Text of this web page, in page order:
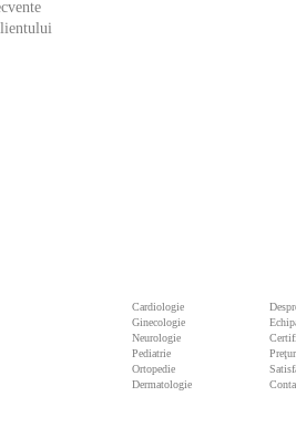
Cardiologie
Ginecologie
Neurologie
Pediatrie
Ortopedie
Dermatologie